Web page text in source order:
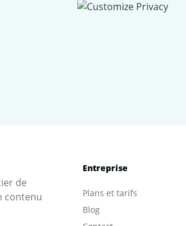
de
contenu
Entreprise
Plans et tarifs
Blog